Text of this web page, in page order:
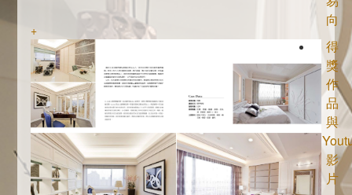
+
向
得
獎
作
品
與
影
片